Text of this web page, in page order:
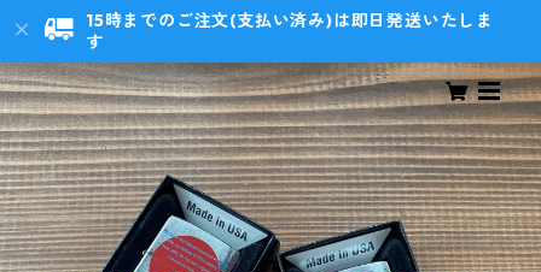
15時までのご注文(支払い済み)は即日発送いたしま
す